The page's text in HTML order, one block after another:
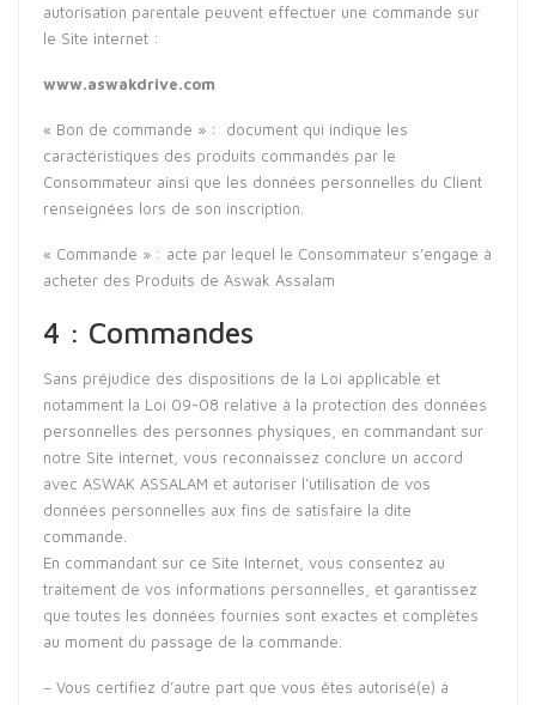
autorisation parentale peuvent effectuer une commande sur
le Site internet :
www.aswakdrive.com
« Bon de commande » : document qui indique les
caractéristiques des produits commandés par le
Consommateur ainsi que les données personnelles du Client
renseignées lors de son inscription.
« Commande » : acte par lequel le Consommateur s’engage à
acheter des Produits de Aswak Assalam
4 : Commandes
Sans préjudice des dispositions de la Loi applicable et
notamment la Loi 09-08 relative à la protection des données
personnelles des personnes physiques, en commandant sur
notre Site internet, vous reconnaissez conclure un accord
avec ASWAK ASSALAM et autoriser l’utilisation de vos
données personnelles aux fins de satisfaire la dite
commande.
En commandant sur ce Site Internet, vous consentez au
traitement de vos informations personnelles, et garantissez
que toutes les données fournies sont exactes et complètes
au moment du passage de la commande.
– Vous certifiez d’autre part que vous êtes autorisé(e) à